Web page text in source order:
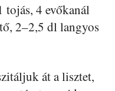
tojás, 4 evőkanál
2–2,5 dl langyos
át a lisztet,